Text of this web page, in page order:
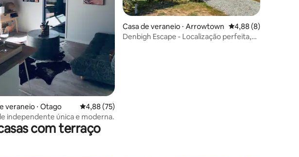
média de 5, 35 avaliações
veraneio ⋅ Otago 4,88 de uma avaliação média de 5, 75 avaliações
4,88 (75)
independente única e moderna.
Casa de veraneio ⋅ Arrowtown 4,88 de uma
4,88 (8)
Denbigh Escape - Localização perfeita,
com terraço